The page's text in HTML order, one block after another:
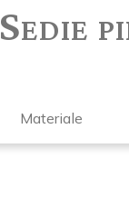
Sedie
Materiale